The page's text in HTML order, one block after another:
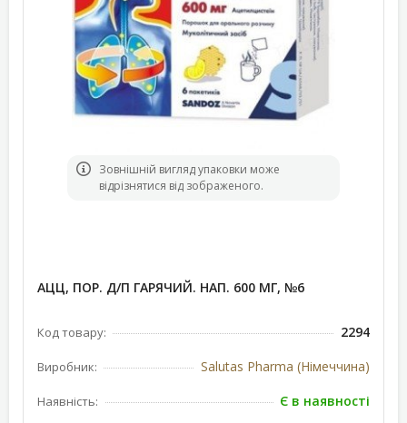
Зовнішній вигляд упаковки може
відрізнятися від зображеного.
АЦЦ, ПОР. Д/П ГАРЯЧИЙ. НАП. 600 МГ, №6
Код товару: 2294
Виробник: Salutas Pharma (Німеччина)
Наявність:
Є в наявності